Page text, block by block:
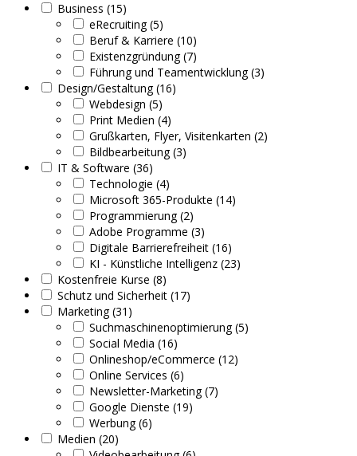
Business (15)
eRecruiting (5)
Beruf & Karriere (10)
Existenzgründung (7)
Führung und Teamentwicklung (3)
Design/Gestaltung (16)
Webdesign (5)
Print Medien (4)
Grußkarten, Flyer, Visitenkarten (2)
Bildbearbeitung (3)
IT & Software (36)
Technologie (4)
Microsoft 365-Produkte (14)
Programmierung (2)
Adobe Programme (3)
Digitale Barrierefreiheit (16)
KI - Künstliche Intelligenz (23)
Kostenfreie Kurse (8)
Schutz und Sicherheit (17)
Marketing (31)
Suchmaschinenoptimierung (5)
Social Media (16)
Onlineshop/eCommerce (12)
Online Services (6)
Newsletter-Marketing (7)
Google Dienste (19)
Werbung (6)
Medien (20)